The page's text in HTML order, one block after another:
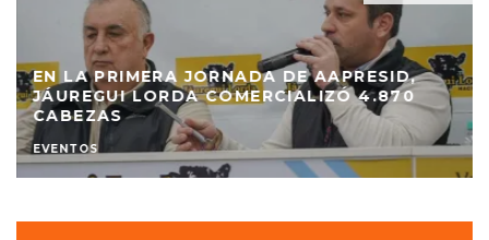
EN LA PRIMERA JORNADA DE AAPRESID,
JÁUREGUI LORDA COMERCIALIZÓ 4.870
CABEZAS
EVENTOS